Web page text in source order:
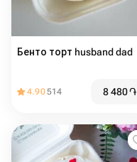
Бенто торт husband dad
4.90514 8 480֏